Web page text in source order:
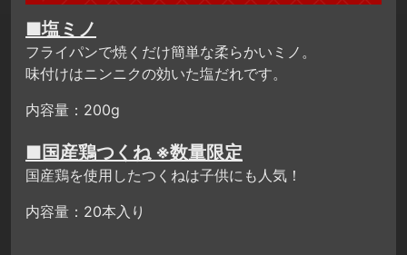
■塩ミノ
フライパンで焼くだけ簡単な柔らかいミノ。
味付けはニンニクの効いた塩だれです。
内容量：200g
■国産鶏つくね ※数量限定
国産鶏を使用したつくねは子供にも人気！
内容量：20本入り